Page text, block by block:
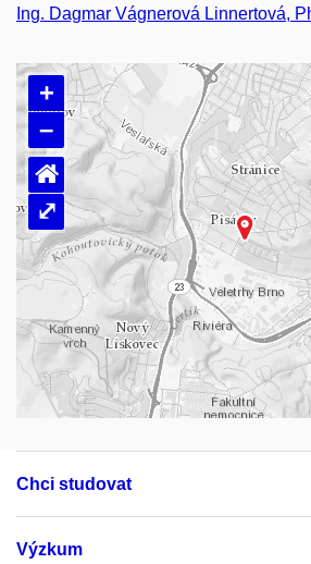
Ing. Dagmar Vágnerová Linnertová,
Načítám
+
–
⌂
⤢
Chci studovat
Výzkum